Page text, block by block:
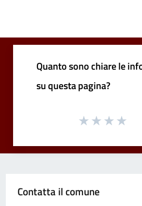
Quanto sono chiare le
su questa pagina?
Contatta il comune